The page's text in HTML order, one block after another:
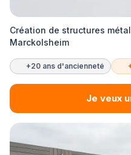
Création de structures
Marckolsheim
+20 ans d'ancienneté
Je veux